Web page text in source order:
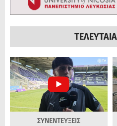
ΣΥΝΕΝΤΕΥΞΕΙΣ